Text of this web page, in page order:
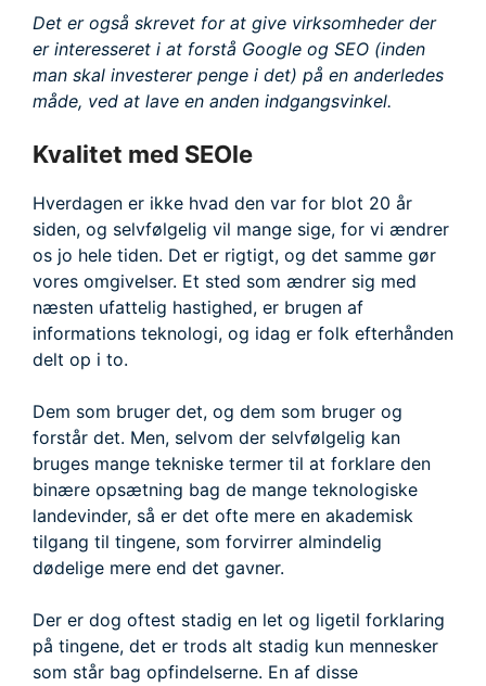
Det er også skrevet for at give virksomheder der
er interesseret i at forstå Google og SEO (inden
man skal investerer penge i det) på en anderledes
måde, ved at lave en anden indgangsvinkel.
Kvalitet med SEOle
Hverdagen er ikke hvad den var for blot 20 år
siden, og selvfølgelig vil mange sige, for vi ændrer
os jo hele tiden. Det er rigtigt, og det samme gør
vores omgivelser. Et sted som ændrer sig med
næsten ufattelig hastighed, er brugen af
informations teknologi, og idag er folk efterhånden
delt op i to.
Dem som bruger det, og dem som bruger og
forstår det. Men, selvom der selvfølgelig kan
bruges mange tekniske termer til at forklare den
binære opsætning bag de mange teknologiske
landevinder, så er det ofte mere en akademisk
tilgang til tingene, som forvirrer almindelig
dødelige mere end det gavner.
Der er dog oftest stadig en let og ligetil forklaring
på tingene, det er trods alt stadig kun mennesker
som står bag opfindelserne. En af disse